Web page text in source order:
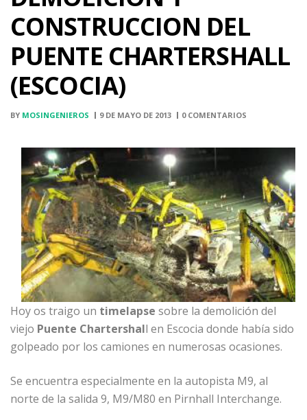
CONSTRUCCION DEL
PUENTE CHARTERSHALL
(ESCOCIA)
BY MOSINGENIEROS 9 DE MAYO DE 2013 0 COMENTARIOS
Hoy os traigo un timelapse sobre la demolición del
viejo Puente Chartershall en Escocia donde había sido
golpeado por los camiones en numerosas ocasiones.
Se encuentra especialmente en la autopista M9, ​​al
norte de la salida 9, M9/M80 en Pirnhall Interchange.